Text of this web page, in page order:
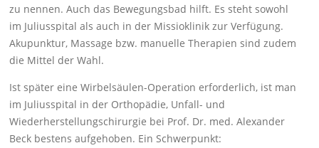
zu nennen. Auch das Bewegungsbad hilft. Es steht sowohl
im Juliusspital als auch in der Missioklinik zur Verfügung.
Akupunktur, Massage bzw. manuelle Therapien sind zudem
die Mittel der Wahl.
Ist später eine Wirbelsäulen-Operation erforderlich, ist man
im Juliusspital in der Orthopädie, Unfall- und
Wiederherstellungschirurgie bei Prof. Dr. med. Alexander
Beck bestens aufgehoben. Ein Schwerpunkt: